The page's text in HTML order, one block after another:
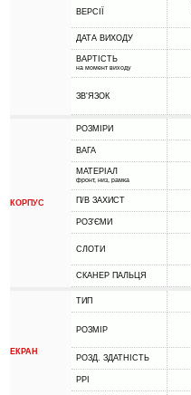
ВЕРСІЇ
ДАТА ВИХОДУ
ВАРТІСТЬ
на момент виходу
ЗВ'ЯЗОК
КОРПУС
РОЗМІРИ
ВАГА
МАТЕРІАЛ
фронт, низ, рамка
П/В ЗАХИСТ
РОЗ'ЄМИ
СЛОТИ
СКАНЕР ПАЛЬЦЯ
ЕКРАН
ТИП
РОЗМІР
РОЗД. ЗДАТНІСТЬ
PPI